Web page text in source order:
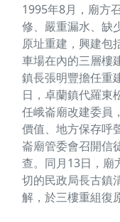
1995年8月，廟方
修、嚴重漏水、缺
原址重建，興建包
車場在內的三層樓
鎮長張明豐擔任重
日，卓蘭鎮代羅東
任峨崙廟改建委員
價值、地方保存呼
崙廟管委會召開信
查。同月13日，廟
切的民政局長古鎮
解，於三樓重組復